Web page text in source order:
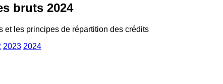
bruts 2024
et les principes de répartition des crédits
2023 2024